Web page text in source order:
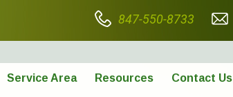
847-550-8733
Service Area Resources Contact Us